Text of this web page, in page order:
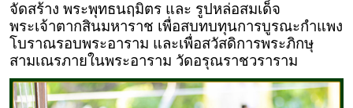
จัดสร้าง พระพุทธนฤมิตร และ รูปหล่อสมเด็จ
พระเจ้าตากสินมหาราช เพื่อสบทบทุนการบูรณะกำแพง
โบราณรอบพระอาราม และเพื่อสวัสดิการพระภิกษุ
สามเณรภายในพระอาราม วัดอรุณราชวราราม